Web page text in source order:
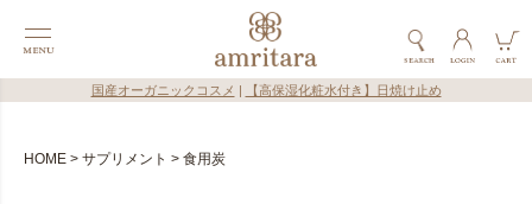
国産オーガニックコスメ 【高保湿化粧水付き】日焼け止め
HOME サプリメント 食用炭